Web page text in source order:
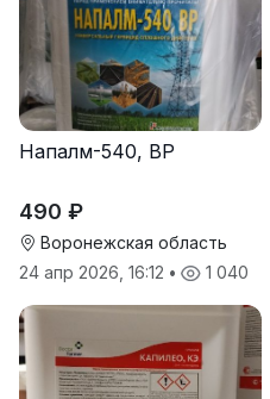
Напалм-540, ВР
490 ₽
Воронежская область
24 апр 2026, 16:12 • 1 040